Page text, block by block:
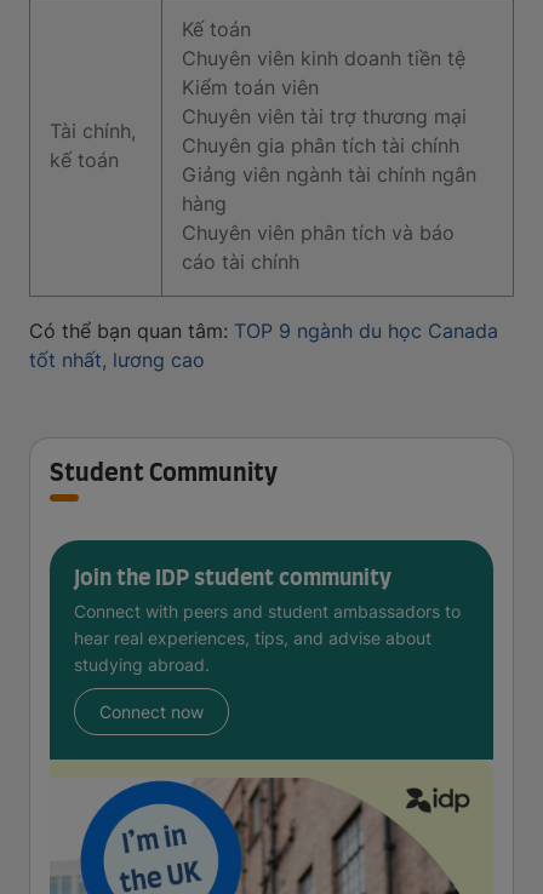
Tài chính,
kế toán
Kế toán
Chuyên viên kinh doanh tiền tệ
Kiểm toán viên
Chuyên viên tài trợ thương mại
Chuyên gia phân tích tài chính
Giảng viên ngành tài chính ngân
hàng
Chuyên viên phân tích và báo
cáo tài chính
Có thể bạn quan tâm: TOP 9 ngành du học Canada
tốt nhất, lương cao
Student Community
Join the IDP student community
Connect with peers and student ambassadors to
hear real experiences, tips, and advise about
studying abroad.
Connect now